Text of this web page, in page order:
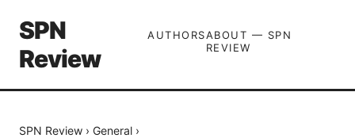
SPN
Review
AUTHORSABOUT — SPN
REVIEW
SPN Review › General ›